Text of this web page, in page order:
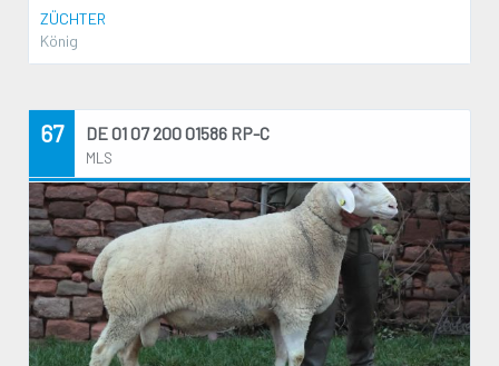
ZÜCHTER
König
67 DE 01 07 200 01586 RP-C
MLS